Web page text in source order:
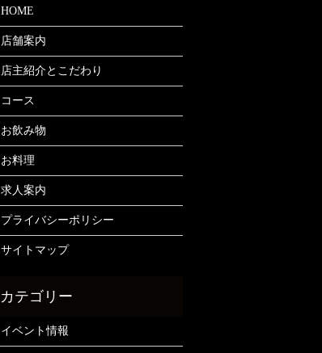
HOME
店舗案内
店主紹介とこだわり
コース
お飲み物
お料理
求人案内
プライバシーポリシー
サイトマップ
イベント情報